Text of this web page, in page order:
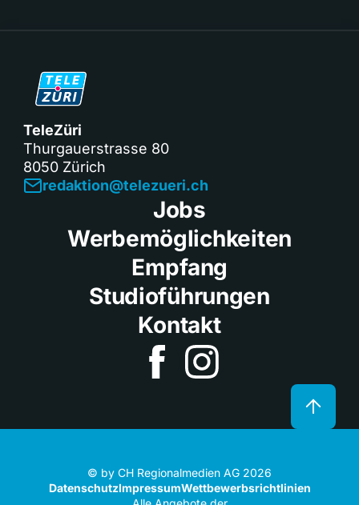
TeleZüri
Thurgauerstrasse 80
8050 Zürich
redaktion@telezueri.ch
Jobs
Werbemöglichkeiten
Empfang
Studioführungen
Kontakt
© by CH Regionalmedien AG 2026
DatenschutzImpressumWettbewerbsrichtlinien